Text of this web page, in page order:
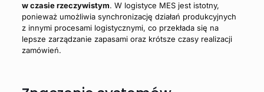
w czasie rzeczywistym. W logistyce MES jest istotny,
ponieważ umożliwia synchronizację działań produkcyjnych
z innymi procesami logistycznymi, co przekłada się na
lepsze zarządzanie zapasami oraz krótsze czasy realizacji
zamówień.